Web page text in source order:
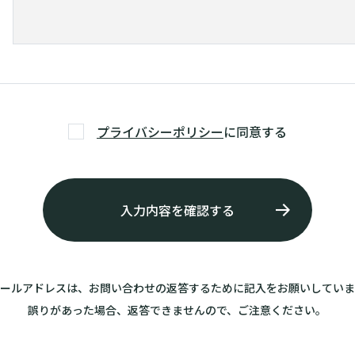
プライバシーポリシーに同意する
ルアドレスは、お問い合わせの返答するために記入をお願いしてい
誤りがあった場合、返答できませんので、ご注意ください。